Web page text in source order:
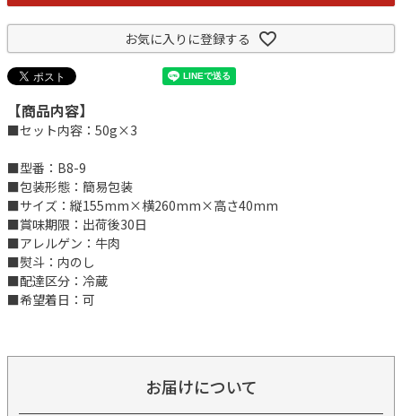
お気に入りに登録する
【商品内容】
■セット内容：50g×3
■型番：B8-9
■包装形態：簡易包装
■サイズ：縦155mm×横260mm×高さ40mm
■賞味期限：出荷後30日
■アレルゲン：牛肉
■熨斗：内のし
■配達区分：冷蔵
■希望着日：可
お届けについて